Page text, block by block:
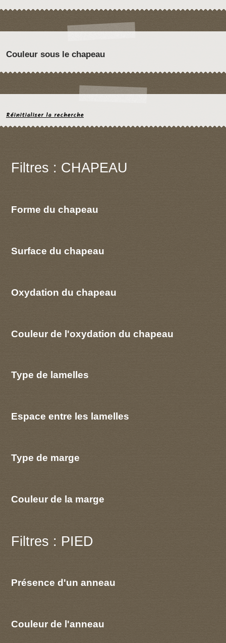
Couleur sous le chapeau
Réinitialiser la recherche
Filtres : CHAPEAU
Forme du chapeau
Surface du chapeau
Oxydation du chapeau
Couleur de l'oxydation du chapeau
Type de lamelles
Espace entre les lamelles
Type de marge
Couleur de la marge
Filtres : PIED
Présence d'un anneau
Couleur de l'anneau